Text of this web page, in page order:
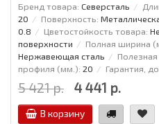
Бренд товара: Северсталь
20
Поверхность:
0.8
Цветостойкость товара:
поверхности
Полная ширина
Нержавеющая сталь
профиля (мм.): 20 Гарантия,
5 421 р. 4 441 р.
В корзину